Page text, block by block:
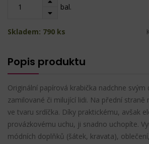
bal.
Skladem: 790 ks
Popis produktu
Originální papírová krabička nadchne svým
zamilované či milující lidi. Na přední straně
ve tvaru srdíčka. Díky praktickému, avšak
provázkovému uchu, ji snadno uchopíte.
módních doplňků (šátek, kravata),